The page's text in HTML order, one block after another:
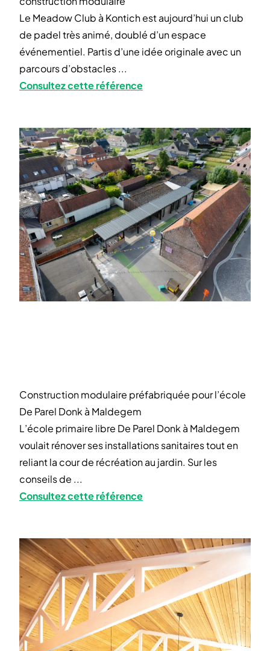
Le Meadow Club à Kontich est aujourd’hui un club
de padel très animé, doublé d’un espace
événementiel. Partis d’une idée originale avec un
parcours d’obstacles ...
Consultez cette référence
Construction modulaire préfabriquée pour l’école
De Parel Donk à Maldegem
L’école primaire libre De Parel Donk à Maldegem
voulait rénover ses installations sanitaires tout en
reliant la cour de récréation au jardin. Sur les
conseils de ...
Consultez cette référence